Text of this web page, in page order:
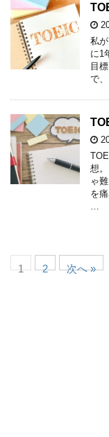
私
に1
目
で
想
ゃ
を
1 2 次へ »